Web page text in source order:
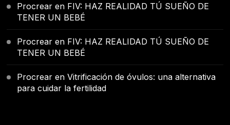
Procrear en FIV: HAZ REALIDAD TÚ SUEÑO DE
TENER UN BEBÉ
Procrear en FIV: HAZ REALIDAD TÚ SUEÑO DE
TENER UN BEBÉ
Procrear enVitrificación de óvulos: una alternativa
para cuidar la fertilidad